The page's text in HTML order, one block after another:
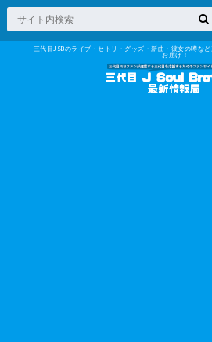
三代目JSBのライブ・セトリ・グッズ・新曲・彼女の噂な
お届け！